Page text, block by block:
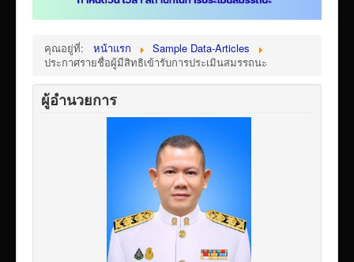
ติดต่อวิทยาลัย
ห้องสมุดอิเล็กทรอนิกส์
ศูนย์ซ่อมสร้างเพื่อชุมชน FixitCenter
รวม Link หน้าเว็บ QRCode
ร้องเรียน/ร้องทุกข์/สอบถามรายละเอียด
เผยแพร่ผลงานวิชาการ
ข้อมูลเปิดเผยต่อสาธารณะ ita 2569
คุณอยู่ที่: หน้าแรก
Sample Data-Articles
ประกาศรายชื่อผู้มีสิทธิเข้ารับการประเมินสมรรถนะ
ผู้อำนวยการ